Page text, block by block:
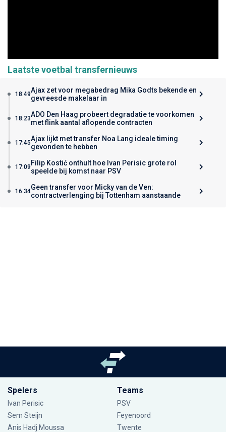
Laatste voetbal transfernieuws
18:49Ajax zet voor megabedrag Mika Godts bekende en
gevreesde makelaar in
18:23ADO Den Haag probeert degradatie te voorkomen
met flink aantal aflopende contracten
17:45Ajax lijkt met transfer Noa Lang ideale timing
gevonden te hebben
17:09 Filip Kostić onthult hoe Ivan Perisic grote rol
speelde bij komst naar PSV
16:34Geen transfer voor Micky van de Ven:
contractverlenging bij Tottenham aanstaande
Spelers
Ivan Perisic
Sem Steijn
Anis Hadj Moussa
Teams
PSV
Feyenoord
Twente